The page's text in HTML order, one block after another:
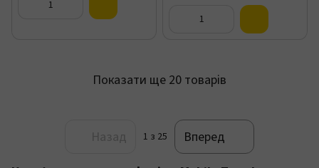
Показати ще 20 товарів
Назад 1 з 25
Вперед